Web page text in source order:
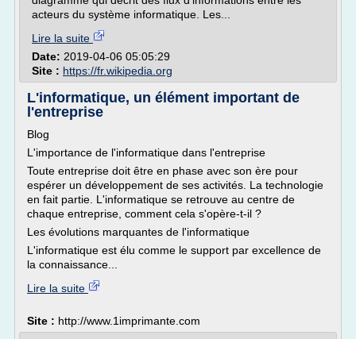
acteurs du système informatique. Les...
Lire la suite
Date: 2019-04-06 05:05:29
Site : https://fr.wikipedia.org
L'informatique, un élément important de
l'entreprise
Blog
L'importance de l'informatique dans l'entreprise
Toute entreprise doit être en phase avec son ère pour
espérer un développement de ses activités. La technologie
en fait partie. L'informatique se retrouve au centre de
chaque entreprise, comment cela s'opère-t-il ?
Les évolutions marquantes de l'informatique
L'informatique est élu comme le support par excellence de
la connaissance...
Lire la suite
Site : http://www.1imprimante.com